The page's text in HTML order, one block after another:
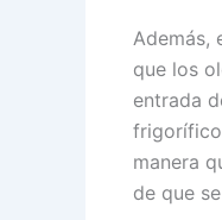
Además,
que los
entrada
manera
de que